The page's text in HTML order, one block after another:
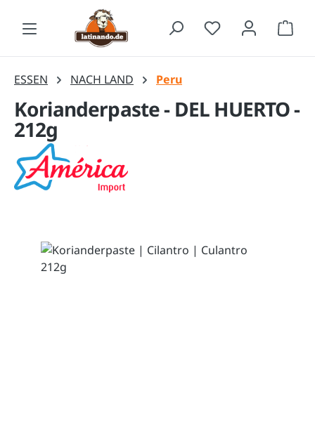
Zum Hauptinhalt springen
ESSEN NACH LAND Peru
Korianderpaste - DEL HUERTO -
212g